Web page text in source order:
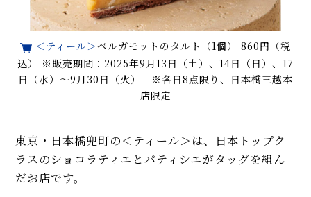
＜ティール＞ベルガモットのタルト（1個） 860円（税
込） ※販売期間：2025年9月13日（土）、14日（日）、17
日（水）～9月30日（火） ※各日8点限り、日本橋三越本
店限定
東京・日本橋兜町の＜ティール＞は、日本トップク
ラスのショコラティエとパティシエがタッグを組ん
だお店です。